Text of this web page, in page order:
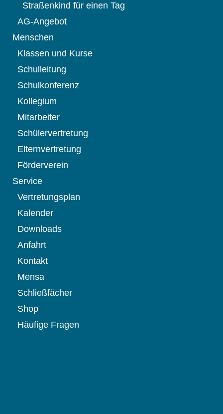
Straßenkind für einen Tag
AG-Angebot
Menschen
Klassen und Kurse
Schulleitung
Schulkonferenz
Kollegium
Mitarbeiter
Schülervertretung
Elternvertretung
Förderverein
Service
Vertretungsplan
Kalender
Downloads
Anfahrt
Kontakt
Mensa
Schließfächer
Shop
Häufige Fragen